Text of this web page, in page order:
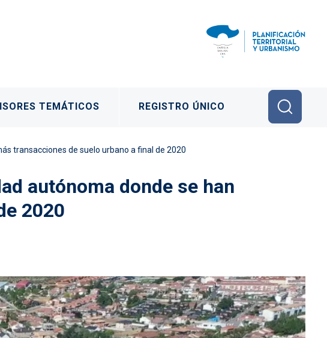
TEMÁTICOS REGISTRO ÚNICO
transacciones de suelo urbano a final de 2020
autónoma donde se han
2020